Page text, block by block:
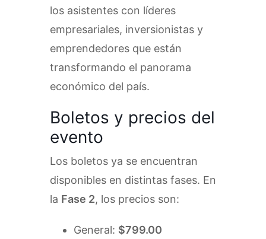
los asistentes con líderes
empresariales, inversionistas y
emprendedores que están
transformando el panorama
económico del país.
Boletos y precios del
evento
Los boletos ya se encuentran
disponibles en distintas fases. En
la Fase 2, los precios son:
General: $799.00